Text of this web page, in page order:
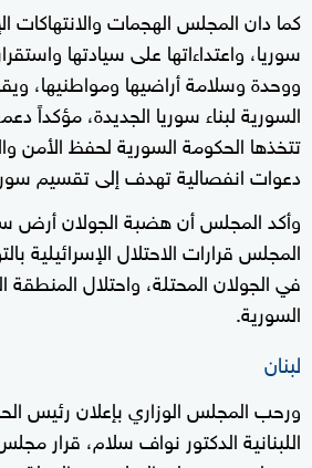
كما دان المجلس الهجمات والانتهاكات
سوريا، واعتداءاتها على سيادتها
ووحدة وسلامة أراضيها ومواطنيها،
السورية لبناء سوريا الجديدة، مؤكداً
تتخذها الحكومة السورية لحفظ الأمن
دعوات انفصالية تهدف إلى تقسيم
وأكد المجلس أن هضبة الجولان أرض
المجلس قرارات الاحتلال الإسرائيلية
في الجولان المحتلة، واحتلال المنطقة
السورية.
لبنان
ورحب المجلس الوزاري بإعلان رئيس
اللبنانية الدكتور نواف سلام، قرار